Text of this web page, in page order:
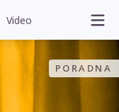
Video
PORADNA